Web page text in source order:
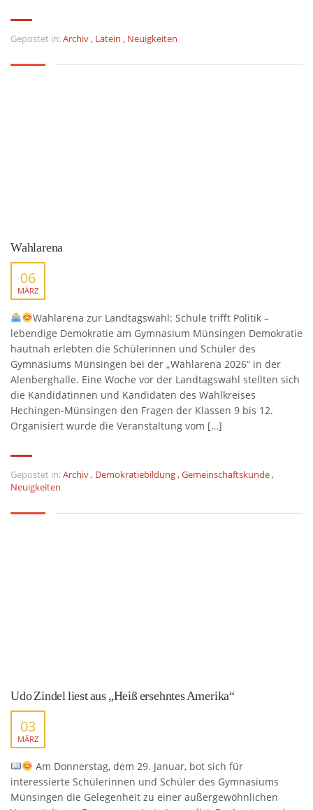
Gepostet in:Archiv, Latein , Neuigkeiten
Wahlarena
06
MÄRZ
Wahlarena zur Landtagswahl: Schule trifft Politik –
lebendige Demokratie am Gymnasium Münsingen Demokratie
hautnah erlebten die Schülerinnen und Schüler des
Gymnasiums Münsingen bei der „Wahlarena 2026“ in der
Alenberghalle. Eine Woche vor der Landtagswahl stellten sich
die Kandidatinnen und Kandidaten des Wahlkreises
Hechingen-Münsingen den Fragen der Klassen 9 bis 12.
Organisiert wurde die Veranstaltung vom […]
Gepostet in:Archiv, Demokratiebildung,Gemeinschaftskunde,
Neuigkeiten
Udo Zindel liest aus „Heiß ersehntes Amerika“
03
MÄRZ
Am Donnerstag, dem 29. Januar, bot sich für
interessierte Schülerinnen und Schüler des Gymnasiums
Münsingen die Gelegenheit zu einer außergewöhnlichen